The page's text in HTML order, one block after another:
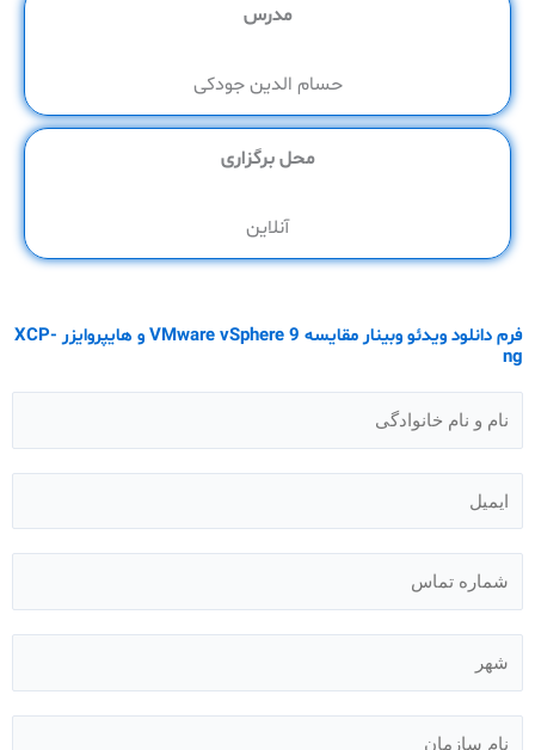
مدرس
حسام الدین جودکی
محل برگزاری
آنلاین
فرم دانلود ویدئو وبینار مقایسه VMware vSphere 9 و هایپروایزر XCP-
ng